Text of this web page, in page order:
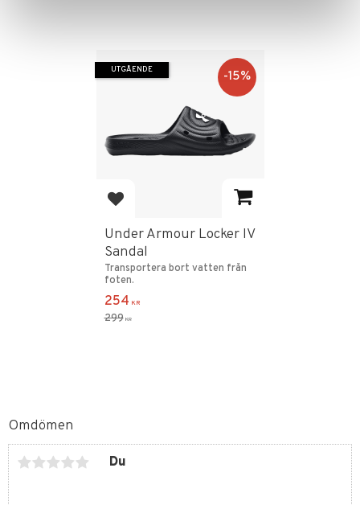
Omdömen
Du
Lägg till i favoriter
Under Armour Locker IV
Sandal
Transportera bort vatten från
foten.
254 KR
299KR
15%
UTGÅENDE